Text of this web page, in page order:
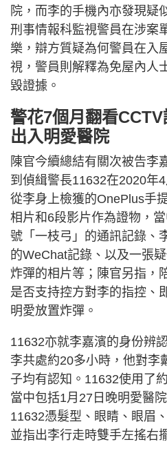
院，而李的手機內亦發現疑
刑事情報科監視警員在涉案
樂，辯方質疑為何警員在入
視，警員則解釋為免屋內人
毀證據。
警花7個月翻看
出入明愛醫院
陳官今續總結有關次被告李
到偵緝警長11632在2020年
從李身上檢獲的OnePlus手
相片和6段影片作為證物，
號「一枝弓」的通訊記錄、
的WeChat記錄、以及一張
炸彈的相片等；陳官另指，
是否支持控方對李的指控、
明愛放置炸彈。
11632亦就李嘉濱的身份辨
李共處約20多小時，他對李
子均有認知。11632使用了
當中包括1月27日晚明愛醫
11632憑髮型、眼睛、眼眉
並指出李行走時雙手左搖右